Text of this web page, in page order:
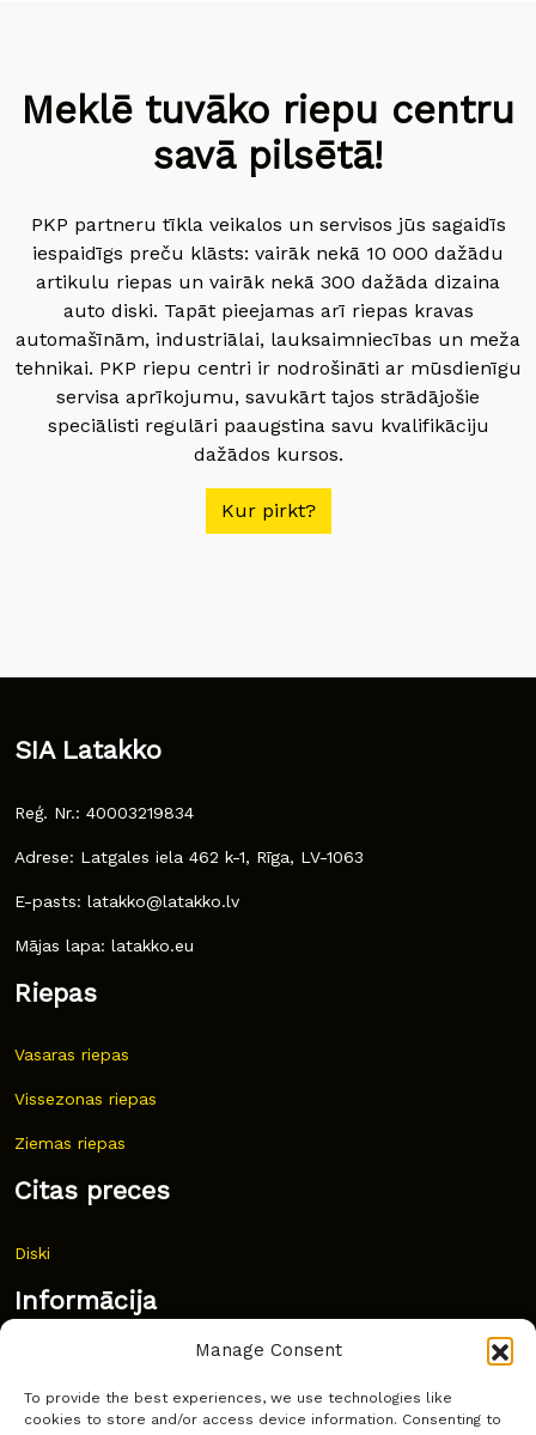
Manage Consent
To provide the best experiences, we use technologies like
cookies to store and/or access device information. Consenting to
Meklē tuvāko riepu centru
savā pilsētā!
PKP partneru tīkla veikalos un servisos jūs sagaidīs
iespaidīgs preču klāsts: vairāk nekā 10 000 dažādu
artikulu riepas un vairāk nekā 300 dažāda dizaina
auto diski. Tapāt pieejamas arī riepas kravas
automašīnām, industriālai, lauksaimniecības un meža
tehnikai. PKP riepu centri ir nodrošināti ar mūsdienīgu
servisa aprīkojumu, savukārt tajos strādājošie
speciālisti regulāri paaugstina savu kvalifikāciju
dažādos kursos.
Kur pirkt?
SIA Latakko
Reģ. Nr.: 40003219834
Adrese: Latgales iela 462 k-1, Rīga, LV-1063
E-pasts: latakko@latakko.lv
Mājas lapa: latakko.eu
Riepas
Vasaras riepas
Vissezonas riepas
Ziemas riepas
Citas preces
Diski
Informācija
Bieži uzdoti jautājumi